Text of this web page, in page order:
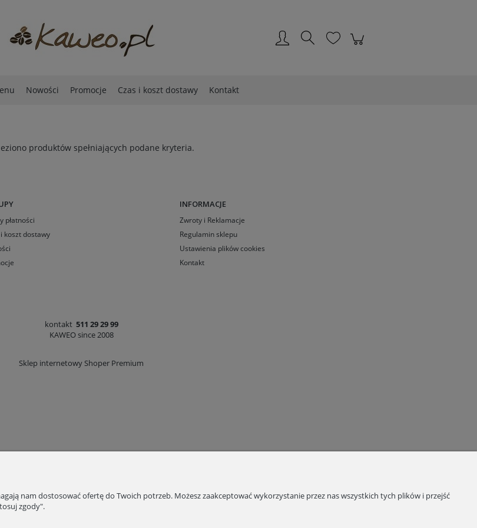
Nowości Promocje Czas i koszt dostawy Kontakt
produktów spełniających podane kryteria.
płatności
koszt dostawy
INFORMACJE
Zwroty i Reklamacje
Regulamin sklepu
Ustawienia plików cookies
Kontakt
kontakt 511 29 29 99
KAWEO since 2008
Sklep internetowy Shoper Premium
nam dostosować ofertę do Twoich potrzeb. Możesz zaakceptować wykorzystanie przez nas wszystkich tych plików i przejść
zgody".